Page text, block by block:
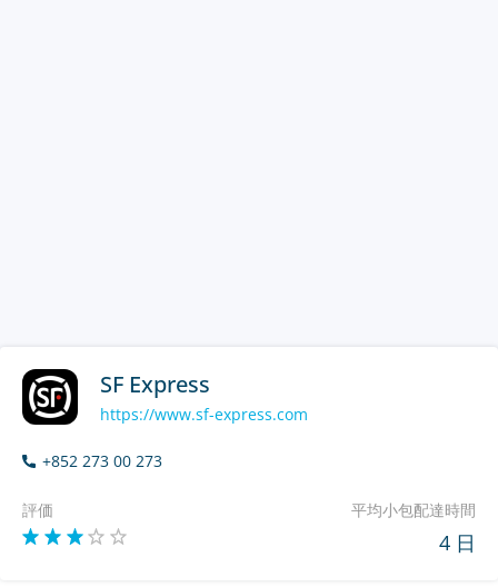
SF Express
https://www.sf-express.com
+852 273 00 273
評価 平均小包配達時間
4 日